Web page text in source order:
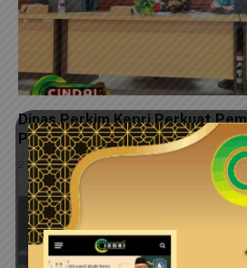
Dinas Perkim Kepri Perkuat
Pesisir Melalui Adopsi Inovasi SI
27 Juli 2026